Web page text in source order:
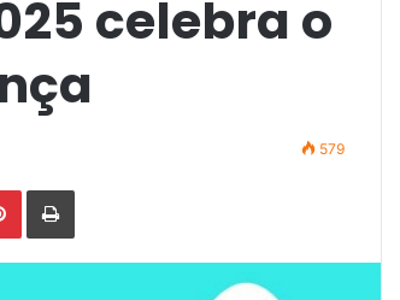
celebra o
579
Pinterest